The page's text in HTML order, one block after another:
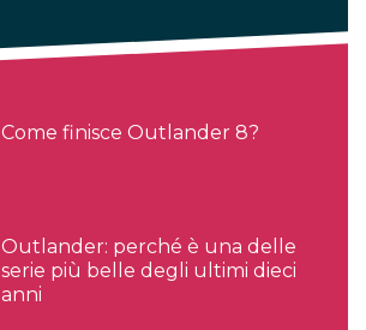
Come finisce Outlander 8?
Outlander: perché è una delle
serie più belle degli ultimi dieci
anni